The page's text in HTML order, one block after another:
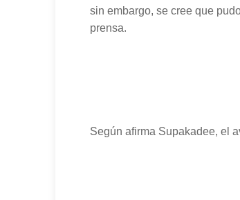
sin embargo, se cree que
prensa.
Según afirma Supakadee, el